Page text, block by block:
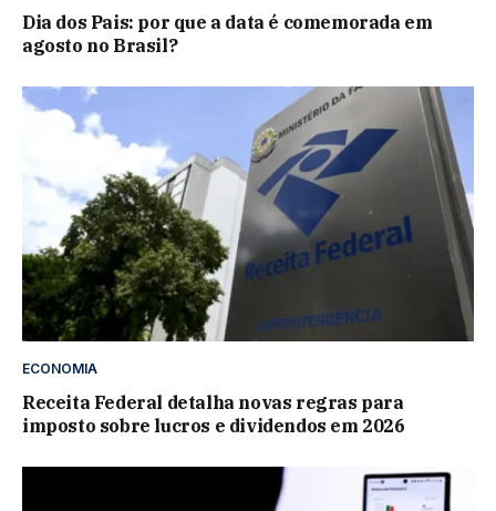
Dia dos Pais: por que a data é comemorada em
agosto no Brasil?
ECONOMIA
Receita Federal detalha novas regras para
imposto sobre lucros e dividendos em 2026